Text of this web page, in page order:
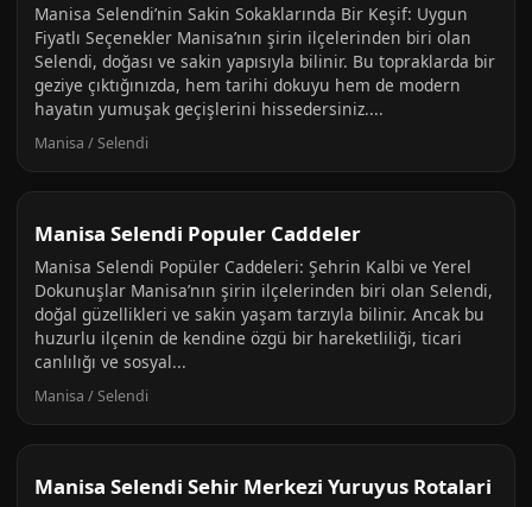
Manisa Selendi’nin Sakin Sokaklarında Bir Keşif: Uygun
Fiyatlı Seçenekler Manisa’nın şirin ilçelerinden biri olan
Selendi, doğası ve sakin yapısıyla bilinir. Bu topraklarda bir
geziye çıktığınızda, hem tarihi dokuyu hem de modern
hayatın yumuşak geçişlerini hissedersiniz....
Manisa / Selendi
Manisa Selendi Populer Caddeler
Manisa Selendi Popüler Caddeleri: Şehrin Kalbi ve Yerel
Dokunuşlar Manisa’nın şirin ilçelerinden biri olan Selendi,
doğal güzellikleri ve sakin yaşam tarzıyla bilinir. Ancak bu
huzurlu ilçenin de kendine özgü bir hareketliliği, ticari
canlılığı ve sosyal...
Manisa / Selendi
Manisa Selendi Sehir Merkezi Yuruyus Rotalari